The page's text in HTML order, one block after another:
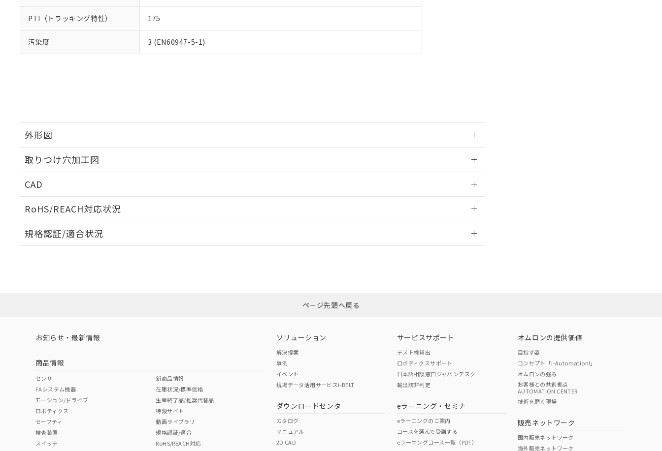
PTI（トラッキング特性） 175
汚染度 3 (EN60947-5-1)
外形図
取りつけ穴加工図
CAD
RoHS/REACH対応状況
EU RoHS 注意事項・凡例
ダウンロードはこちら
中国 RoHS 注意事項・凡例
中国 RoHS表
Pb Hg Cr(VI)
O O
規格認証/適合状況
ページ先頭へ戻る
お知らせ・最新情報
商品情報
センサ
FAシステム機器
モーション/ドライブ
ロボティクス
セーフティ
検査装置
スイッチ
新商品情報
在庫状況/標準価格
生産終了品/推奨代替品
特設サイト
動画ライブラリ
規格認証/適合
RoHS/REACH対応
ソリューション
解決提案
事例
イベント
現場データ活用サービスi-BELT
ダウンロードセンタ
カタログ
マニュアル
2D CAD
サービスサポート
テスト機貸出
ロボティクスサポート
日本語相談窓口ジャパンデスク
輸出該非判定
eラーニング・セミナ
eラーニングのご案内
コースを選んで受講する
eラーニングコース一覧（PDF）
オムロンの提供価値
目指す姿
コンセプト「i-Automation!」
オムロンの強み
お客様との共創拠点
AUTOMATION CENTER
技術を磨く現場
販売ネットワーク
国内販売ネットワーク
海外販売ネットワーク